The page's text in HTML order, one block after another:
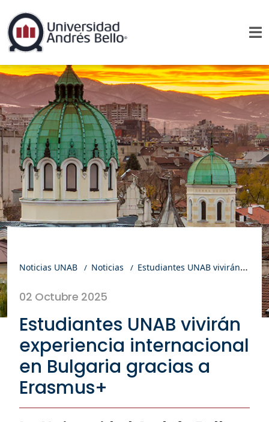
Noticias UNAB Noticias Estudiantes UNAB vivirán experiencia internacional en Bulgaria gracias a Erasmus+
02 Octubre 2025
Estudiantes UNAB vivirán
experiencia internacional
en Bulgaria gracias a
Erasmus+